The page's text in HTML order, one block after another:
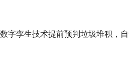
字孪生技术提前预判垃圾堆积，